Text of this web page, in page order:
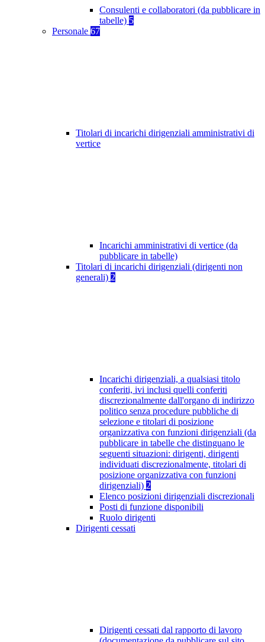
Consulenti e collaboratori (da pubblicare in
tabelle) 5
Personale 67
Titolari di incarichi dirigenziali amministrativi di
vertice
Incarichi amministrativi di vertice (da
pubblicare in tabelle)
Titolari di incarichi dirigenziali (dirigenti non
generali) 2
Incarichi dirigenziali, a qualsiasi titolo
conferiti, ivi inclusi quelli conferiti
discrezionalmente dall'organo di indirizzo
politico senza procedure pubbliche di
selezione e titolari di posizione
organizzativa con funzioni dirigenziali (da
pubblicare in tabelle che distinguano le
seguenti situazioni: dirigenti, dirigenti
individuati discrezionalmente, titolari di
posizione organizzativa con funzioni
dirigenziali) 2
Elenco posizioni dirigenziali discrezionali
Posti di funzione disponibili
Ruolo dirigenti
Dirigenti cessati
Dirigenti cessati dal rapporto di lavoro